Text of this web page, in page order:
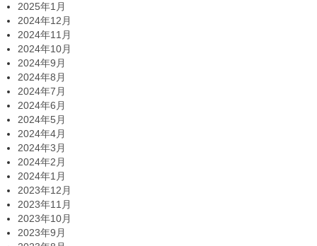
2025年1月
2024年12月
2024年11月
2024年10月
2024年9月
2024年8月
2024年7月
2024年6月
2024年5月
2024年4月
2024年3月
2024年2月
2024年1月
2023年12月
2023年11月
2023年10月
2023年9月